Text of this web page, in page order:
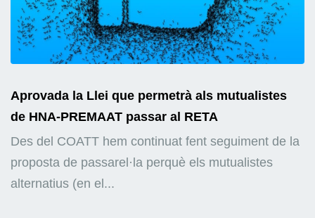
Aprovada la Llei que permetrà als mutualistes
de HNA-PREMAAT passar al RETA
Des del COATT hem continuat fent seguiment de la
proposta de passarel·la perquè els mutualistes
alternatius (en el...